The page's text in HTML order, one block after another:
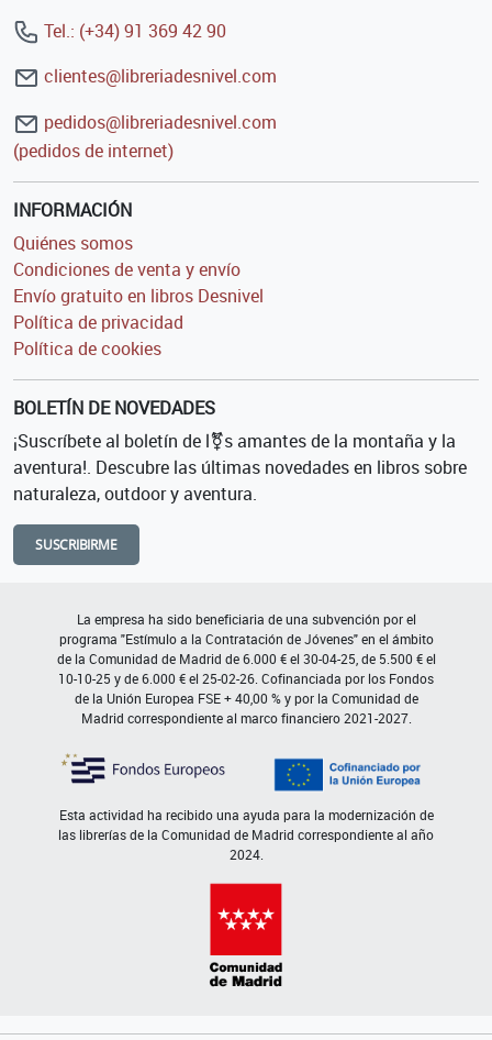
Tel.: (+34) 91 369 42 90
clientes@libreriadesnivel.com
pedidos@libreriadesnivel.com
(pedidos de internet)
INFORMACIÓN
Quiénes somos
Condiciones de venta y envío
Envío gratuito en libros Desnivel
Política de privacidad
Política de cookies
BOLETÍN DE NOVEDADES
¡Suscríbete al boletín de l⚧s amantes de la montaña y la
aventura!. Descubre las últimas novedades en libros sobre
naturaleza, outdoor y aventura.
SUSCRIBIRME
La empresa ha sido beneficiaria de una subvención por el
programa "Estímulo a la Contratación de Jóvenes" en el ámbito
de la Comunidad de Madrid de 6.000 € el 30-04-25, de 5.500 € el
10-10-25 y de 6.000 € el 25-02-26. Cofinanciada por los Fondos
de la Unión Europea FSE + 40,00 % y por la Comunidad de
Madrid correspondiente al marco financiero 2021-2027.
Esta actividad ha recibido una ayuda para la modernización de
las librerías de la Comunidad de Madrid correspondiente al año
2024.